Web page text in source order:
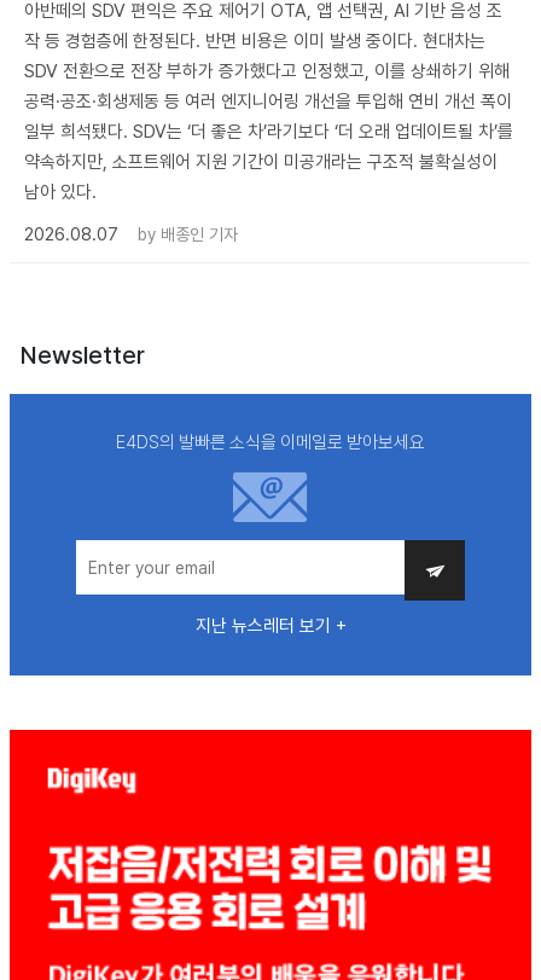
아반떼의 SDV 편익은 주요 제어기 OTA, 앱 선택권, AI 기반 음성 조
작 등 경험층에 한정된다. 반면 비용은 이미 발생 중이다. 현대차는
SDV 전환으로 전장 부하가 증가했다고 인정했고, 이를 상쇄하기 위해
공력·공조·회생제동 등 여러 엔지니어링 개선을 투입해 연비 개선 폭이
일부 희석됐다. SDV는 ‘더 좋은 차’라기보다 ‘더 오래 업데이트될 차’를
약속하지만, 소프트웨어 지원 기간이 미공개라는 구조적 불확실성이
남아 있다.
2026.08.07
by 배종인 기자
Newsletter
E4DS의 발빠른 소식을 이메일로 받아보세요
지난 뉴스레터 보기 +